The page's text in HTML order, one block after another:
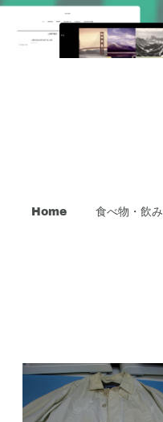
Home 食べ物・飲